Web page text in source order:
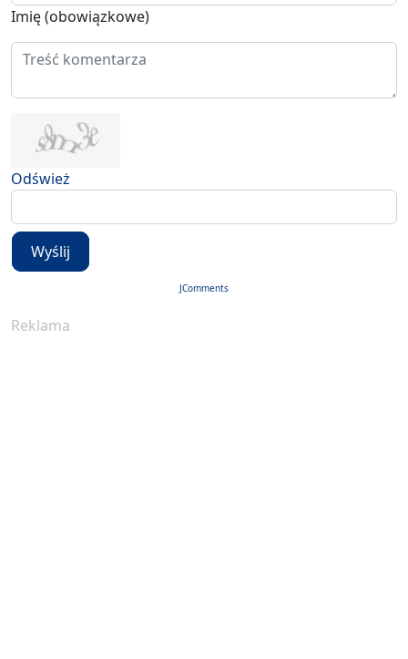
Imię (obowiązkowe)
Odśwież
Wyślij
JComments
Reklama